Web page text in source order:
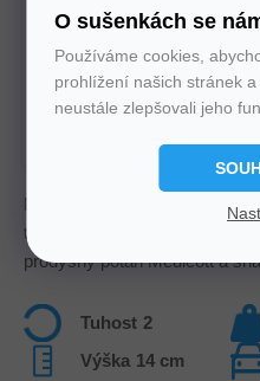
O sušenkách se
Používáme cookies,
prohlížení našich stránek
neustále zlepšovali jeho
U nás
Autorizovaný
Měkká matrace Una Soft z
tuhostí H2 a 5 anatomickými
prodyšný potah Medicott a
2
Tuhost
14 cm
Výška